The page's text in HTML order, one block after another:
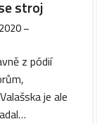
stroj
–
z pódií
je ale